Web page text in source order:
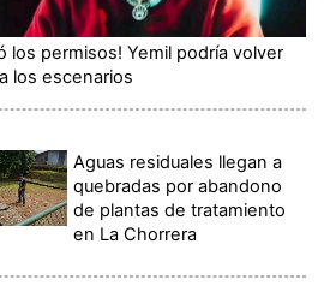
los permisos! Yemil podría volver
los escenarios
Aguas residuales llegan a
quebradas por abandono
de plantas de tratamiento
en La Chorrera